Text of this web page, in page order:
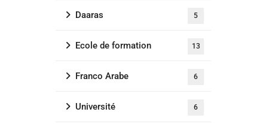
Daaras 5
Ecole de formation 13
Franco Arabe 6
Université 6